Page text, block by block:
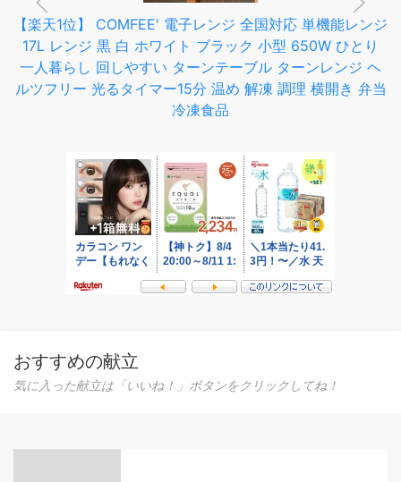
【楽天1位】 COMFEE' 電子レンジ 全国対応 単機能レンジ
17L レンジ 黒 白 ホワイト ブラック 小型 650W ひとり
一人暮らし 回しやすい ターンテーブル ターンレンジ ヘ
ルツフリー 光るタイマー15分 温め 解凍 調理 横開き 弁当
冷凍食品
おすすめの献立
気に入った献立は「いいね！」ボタンをクリックしてね！